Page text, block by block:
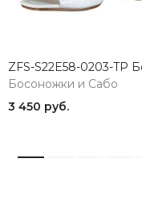
Босоножки и Сабо
3 450 руб.